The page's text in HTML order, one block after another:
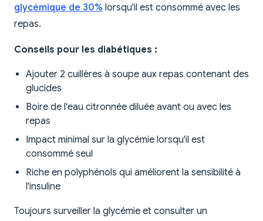
glycémique de 30% lorsqu'il est consommé avec les
repas.
Conseils pour les diabétiques :
Ajouter 2 cuillères à soupe aux repas contenant des
glucides
Boire de l'eau citronnée diluée avant ou avec les
repas
Impact minimal sur la glycémie lorsqu'il est
consommé seul
Riche en polyphénols qui améliorent la sensibilité à
l'insuline
Toujours surveiller la glycémie et consulter un